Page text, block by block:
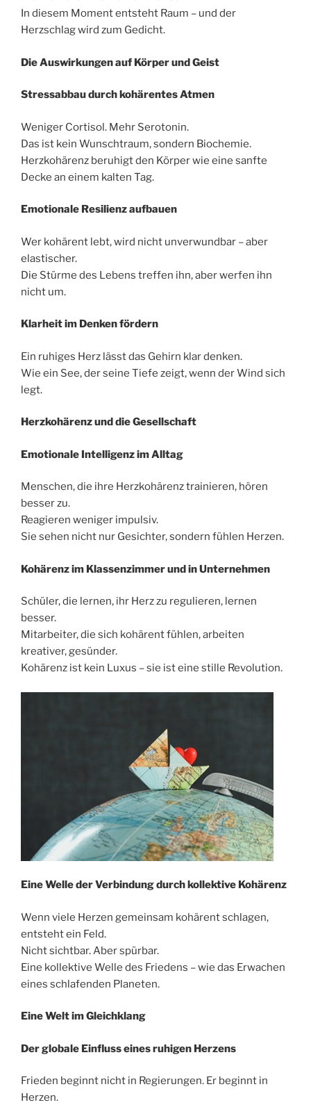
In diesem Moment entsteht Raum – und der
Herzschlag wird zum Gedicht.
Die Auswirkungen auf Körper und Geist
Stressabbau durch kohärentes Atmen
Weniger Cortisol. Mehr Serotonin.
Das ist kein Wunschtraum, sondern Biochemie.
Herzkohärenz beruhigt den Körper wie eine sanfte
Decke an einem kalten Tag.
Emotionale Resilienz aufbauen
Wer kohärent lebt, wird nicht unverwundbar – aber
elastischer.
Die Stürme des Lebens treffen ihn, aber werfen ihn
nicht um.
Klarheit im Denken fördern
Ein ruhiges Herz lässt das Gehirn klar denken.
Wie ein See, der seine Tiefe zeigt, wenn der Wind sich
legt.
Herzkohärenz und die Gesellschaft
Emotionale Intelligenz im Alltag
Menschen, die ihre Herzkohärenz trainieren, hören
besser zu.
Reagieren weniger impulsiv.
Sie sehen nicht nur Gesichter, sondern fühlen Herzen.
Kohärenz im Klassenzimmer und in Unternehmen
Schüler, die lernen, ihr Herz zu regulieren, lernen
besser.
Mitarbeiter, die sich kohärent fühlen, arbeiten
kreativer, gesünder.
Kohärenz ist kein Luxus – sie ist eine stille Revolution.
Eine Welle der Verbindung durch kollektive Kohärenz
Wenn viele Herzen gemeinsam kohärent schlagen,
entsteht ein Feld.
Nicht sichtbar. Aber spürbar.
Eine kollektive Welle des Friedens – wie das Erwachen
eines schlafenden Planeten.
Eine Welt im Gleichklang
Der globale Einfluss eines ruhigen Herzens
Frieden beginnt nicht in Regierungen. Er beginnt in
Herzen.